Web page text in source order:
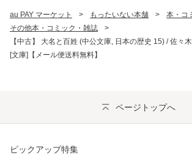
au PAY マーケット > もったいない本舗 > 本・コ
その他本・コミック・雑誌
>
【中古】 大名と百姓 (中公文庫, 日本の歴史 15) / 佐々
[文庫]【メール便送料無料】
ページトップへ
ピックアップ特集